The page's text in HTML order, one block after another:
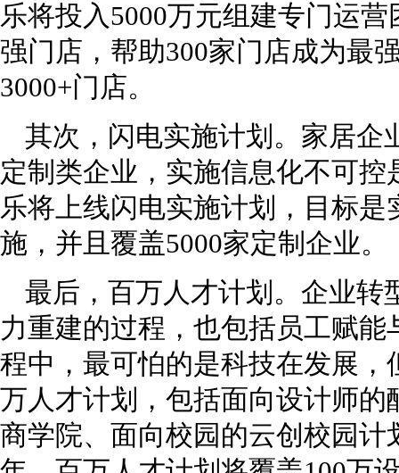
乐将投入5000万元组建专门运
强门店，帮助300家门店成为最
3000+门店。
其次，闪电实施计划。家居企
定制类企业，实施信息化不可
乐将上线闪电实施计划，目标
施，并且覆盖5000家定制企业。
最后，百万人才计划。企业转
力重建的过程，也包括员工赋
程中，最可怕的是科技在发展
万人才计划，包括面向设计师
商学院、面向校园的云创校园计